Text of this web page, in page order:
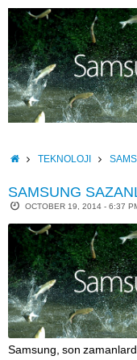
Skip
content
HOMETEKNOLOJI
SAMSUNG
OCTOBER 19, 2014 - 6:37
Samsung, son